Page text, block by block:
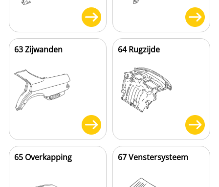
63 Zijwanden 64 Rugzijde
65 Overkapping 67 Venstersysteem